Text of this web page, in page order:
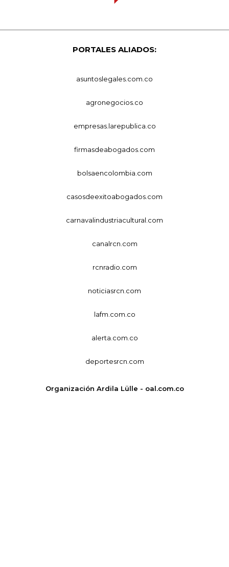
PORTALES ALIADOS:
asuntoslegales.com.co
agronegocios.co
empresas.larepublica.co
firmasdeabogados.com
bolsaencolombia.com
casosdeexitoabogados.com
carnavalindustriacultural.com
canalrcn.com
rcnradio.com
noticiasrcn.com
lafm.com.co
alerta.com.co
deportesrcn.com
Organización Ardila Lülle - oal.com.co